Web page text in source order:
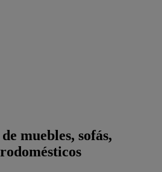
muebles, sofás,